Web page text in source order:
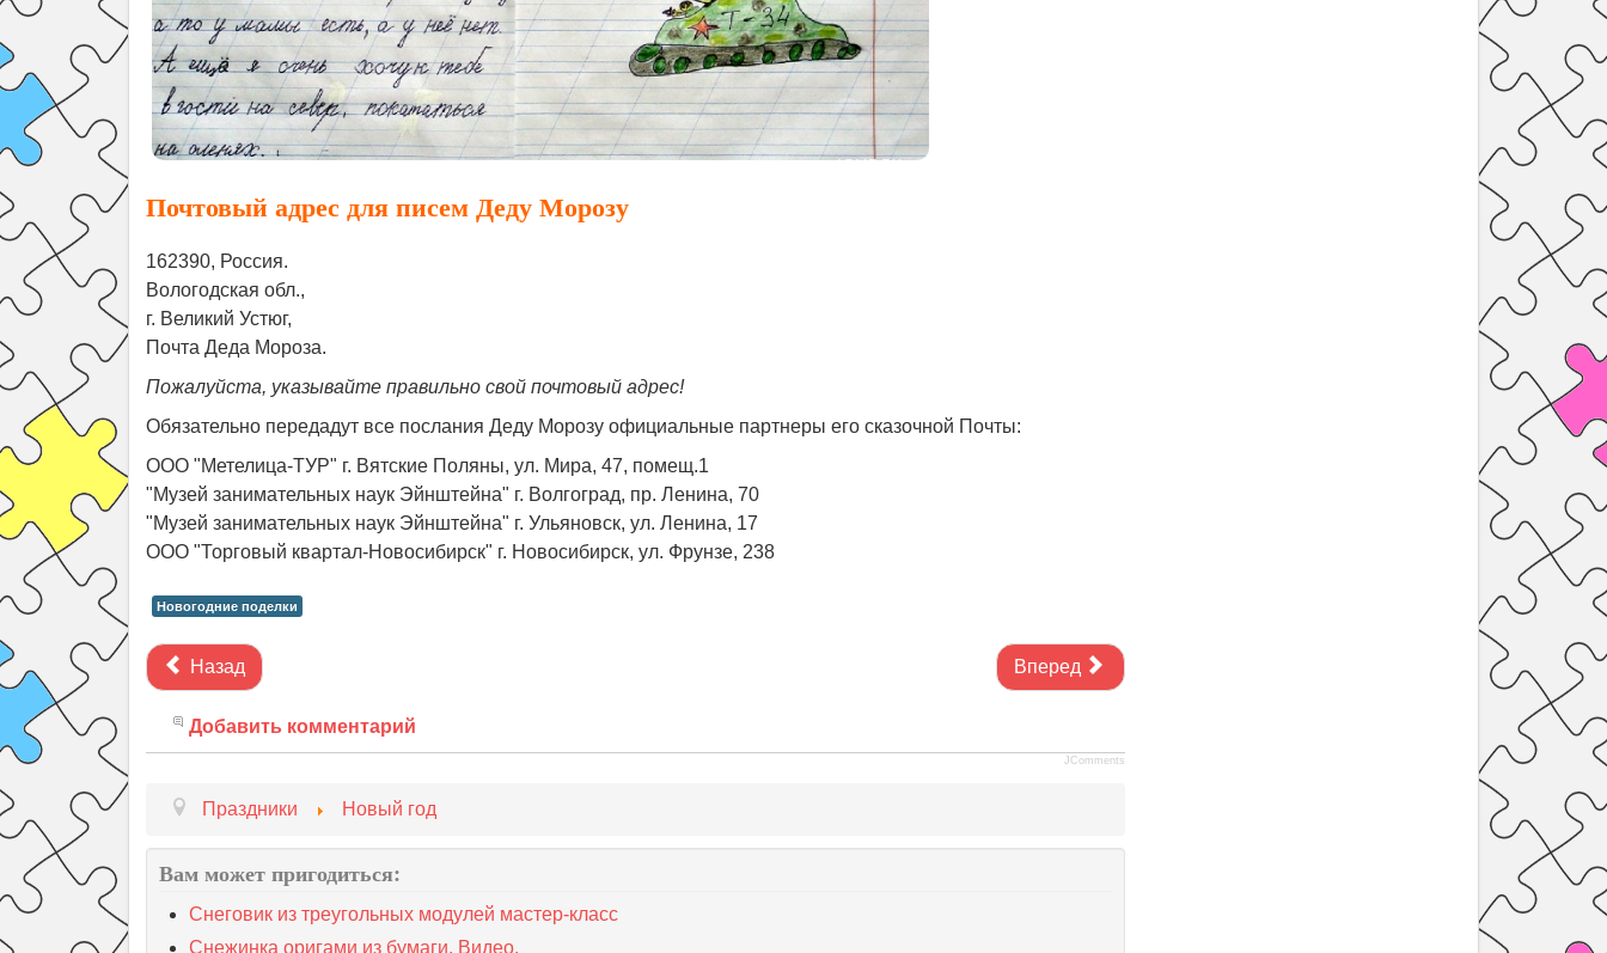
Почтовый адрес для писем Деду Морозу
162390, Россия.
Вологодская обл.,
г. Великий Устюг,
Почта Деда Мороза.
Пожалуйста, указывайте правильно свой почтовый адрес!
Обязательно передадут все послания Деду Морозу официальные партнеры его сказочной Почты:
ООО "Метелица-ТУР" г. Вятские Поляны, ул. Мира, 47, помещ.1
"Музей занимательных наук Эйнштейна" г. Волгоград, пр. Ленина, 70
"Музей занимательных наук Эйнштейна" г. Ульяновск, ул. Ленина, 17
ООО "Торговый квартал-Новосибирск" г. Новосибирск, ул. Фрунзе, 238
Новогодние поделки
Назад Вперед
Добавить комментарий
JComments
Праздники Новый год
Вам может пригодиться:
Снеговик из треугольных модулей мастер-класс
Снежинка оригами из бумаги. Видео.